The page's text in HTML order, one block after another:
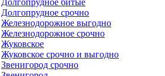
Долгопрудное битые
Долгопрудное срочно
Железнодорожное выгодно
Железнодорожное срочно
Жуковское
Жуковское срочно и выгодно
Звенигород срочно